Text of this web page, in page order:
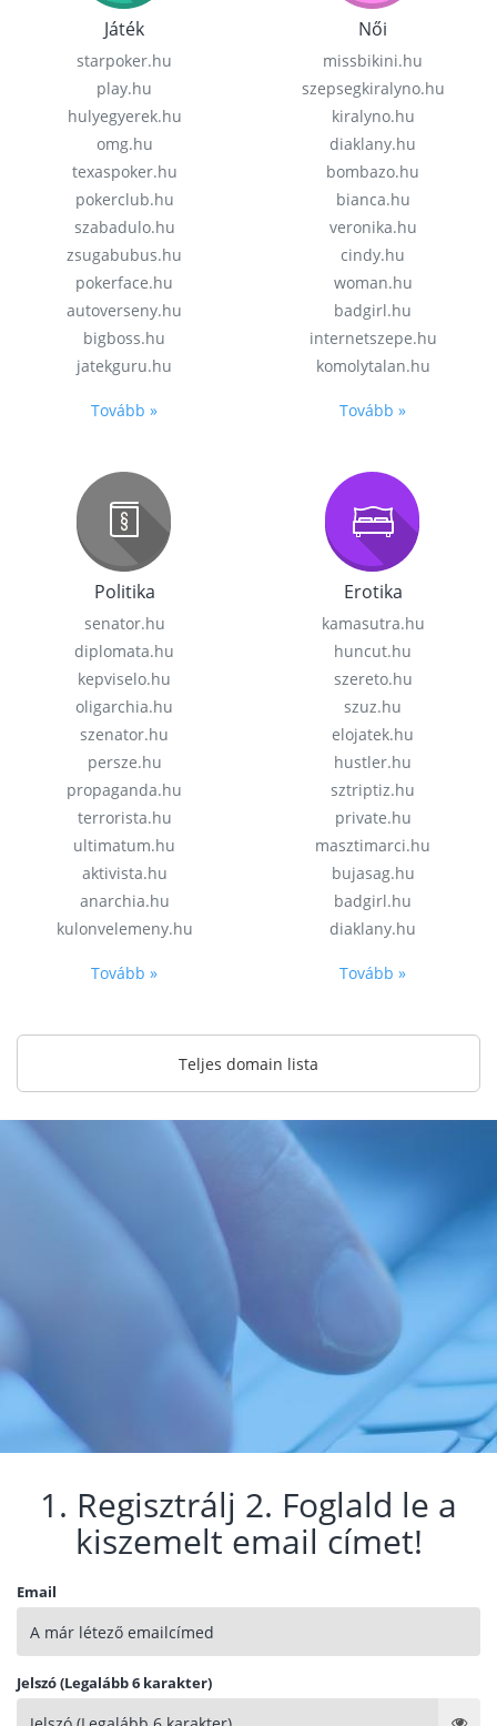
Játék
starpoker.hu
play.hu
hulyegyerek.hu
omg.hu
texaspoker.hu
pokerclub.hu
szabadulo.hu
zsugabubus.hu
pokerface.hu
autoverseny.hu
bigboss.hu
jatekguru.hu
Tovább »
Női
missbikini.hu
szepsegkiralyno.hu
kiralyno.hu
diaklany.hu
bombazo.hu
bianca.hu
veronika.hu
cindy.hu
woman.hu
badgirl.hu
internetszepe.hu
komolytalan.hu
Tovább »
Politika
senator.hu
diplomata.hu
kepviselo.hu
oligarchia.hu
szenator.hu
persze.hu
propaganda.hu
terrorista.hu
ultimatum.hu
aktivista.hu
anarchia.hu
kulonvelemeny.hu
Tovább »
Erotika
kamasutra.hu
huncut.hu
szereto.hu
szuz.hu
elojatek.hu
hustler.hu
sztriptiz.hu
private.hu
masztimarci.hu
bujasag.hu
badgirl.hu
diaklany.hu
Tovább »
Teljes domain lista
1. Regisztrálj 2. Foglald le a
kiszemelt email címet!
Email
Jelszó (Legalább 6 karakter)